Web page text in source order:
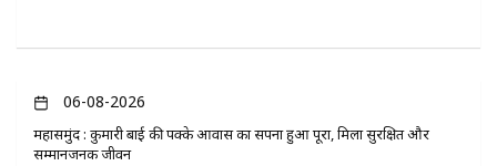
06-08-2026
महासमुंद : कुमारी बाई की पक्के आवास का सपना हुआ पूरा, मिला सुरक्षित और
सम्मानजनक जीवन